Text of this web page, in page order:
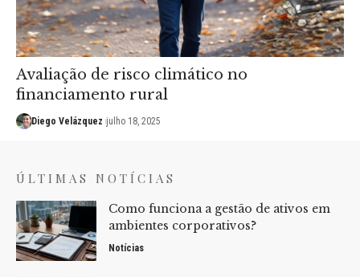
Avaliação de risco climático no
financiamento rural
Diego Velázquez julho 18, 2025
ÚLTIMAS NOTÍCIAS
Como funciona a gestão de ativos em
ambientes corporativos?
Notícias